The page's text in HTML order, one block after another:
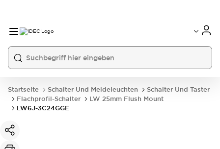
Startseite Schalter Und Meldeleuchten
Schalter Und Taster
Flachprofil-Schalter
LW 25mm Flush Mount
LW6J-3C24GGE